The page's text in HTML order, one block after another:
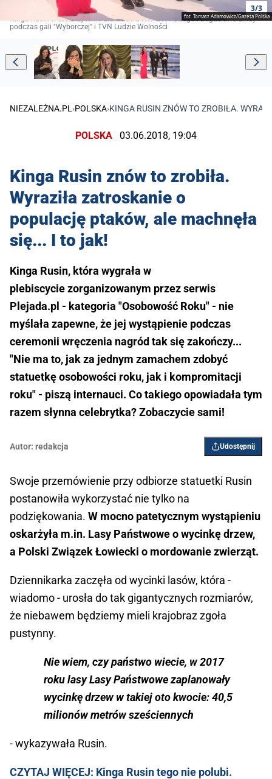
3/3
fot. Tomasz Adamowicz/Gazeta Polska
Kinga Rusin w towarzystwie Bronisława Komorowskiego i Bogusława Lindy
podczas gali "Wyborczej" i TVN Ludzie Wolności
NIEZALEŻNA.PL ›POLSKA›KINGA RUSIN ZNÓW TO ZROBIŁA.
POLSKA 03.06.2018, 19:04
Kinga Rusin znów to zrobiła.
Wyraziła zatroskanie o
populację ptaków, ale machnęła
się... I to jak!
Kinga Rusin, która wygrała w
plebiscycie zorganizowanym przez serwis
Plejada.pl - kategoria "Osobowość Roku" - nie
myślała zapewne, że jej wystąpienie podczas
ceremonii wręczenia nagród tak się zakończy...
"Nie ma to, jak za jednym zamachem zdobyć
statuetkę osobowości roku, jak i kompromitacji
roku" - piszą internauci. Co takiego opowiadała tym
razem słynna celebrytka? Zobaczycie sami!
Autor: redakcja Udostępnij
Swoje przemówienie przy odbiorze statuetki Rusin
postanowiła wykorzystać nie tylko na
podziękowania. W mocno patetycznym wystąpieniu
oskarżyła m.in. Lasy Państwowe o wycinkę drzew,
a Polski Związek Łowiecki o mordowanie zwierząt.
Dziennikarka zaczęła od wycinki lasów, która -
wiadomo - urosła do tak gigantycznych rozmiarów,
że niebawem będziemy mieli krajobraz zgoła
pustynny.
Nie wiem, czy państwo wiecie, w 2017
roku lasy Lasy Państwowe zaplanowały
wycinkę drzew w takiej oto kwocie: 40,5
milionów metrów sześciennych
- wykazywała Rusin.
CZYTAJ WIĘCEJ: Kinga Rusin tego nie polubi.